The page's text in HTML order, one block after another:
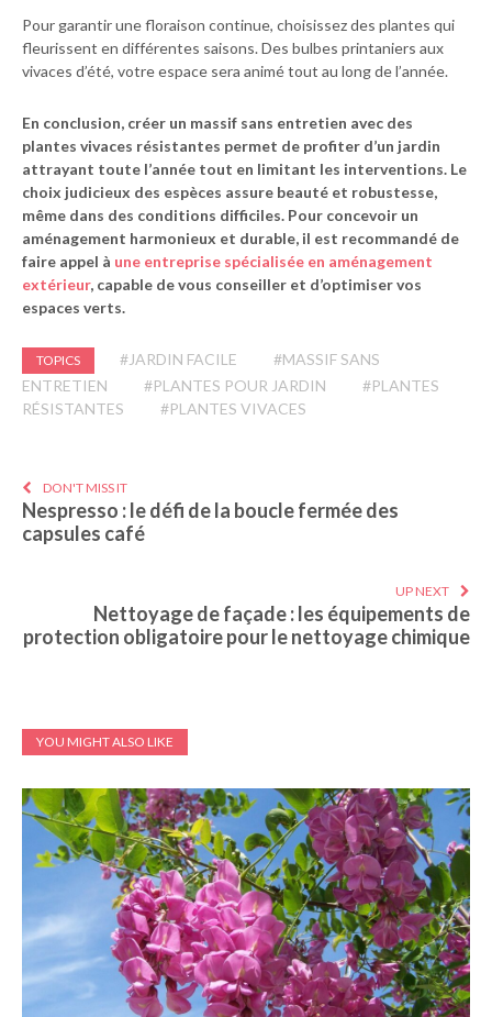
Pour garantir une floraison continue, choisissez des plantes qui
fleurissent en différentes saisons. Des bulbes printaniers aux
vivaces d’été, votre espace sera animé tout au long de l’année.
En conclusion, créer un massif sans entretien avec des
plantes vivaces résistantes permet de profiter d’un jardin
attrayant toute l’année tout en limitant les interventions. Le
choix judicieux des espèces assure beauté et robustesse,
même dans des conditions difficiles. Pour concevoir un
aménagement harmonieux et durable, il est recommandé de
faire appel à une entreprise spécialisée en aménagement
extérieur, capable de vous conseiller et d’optimiser vos
espaces verts.
TOPICS #JARDIN FACILE
#MASSIF SANS
ENTRETIEN
#PLANTES POUR JARDIN
#PLANTES
RÉSISTANTES
#PLANTES VIVACES
DON'T MISS IT
Nespresso : le défi de la boucle fermée des
capsules café
UP NEXT
Nettoyage de façade : les équipements de
protection obligatoire pour le nettoyage chimique
YOU MIGHT ALSO LIKE